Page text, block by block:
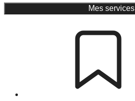
Mes services